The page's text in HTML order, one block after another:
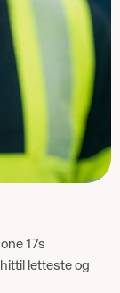
17s
letteste og